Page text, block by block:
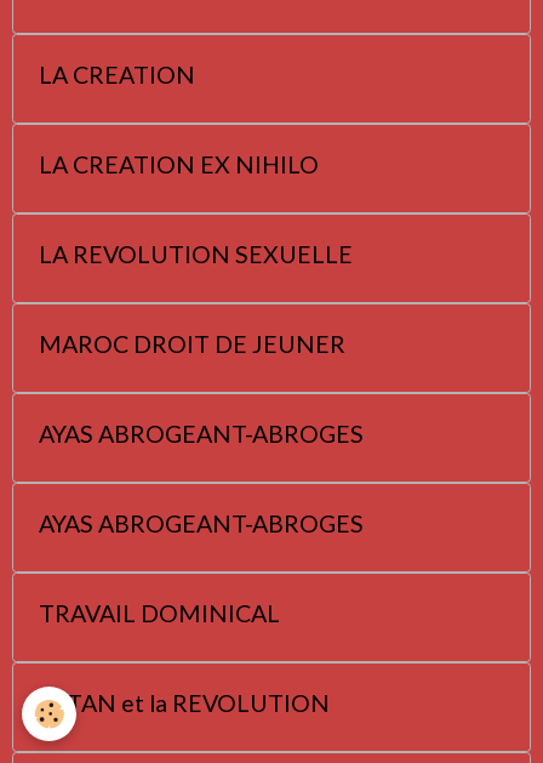
LA CREATION
LA CREATION EX NIHILO
LA REVOLUTION SEXUELLE
MAROC DROIT DE JEUNER
AYAS ABROGEANT-ABROGES
AYAS ABROGEANT-ABROGES
TRAVAIL DOMINICAL
SATAN et la REVOLUTION